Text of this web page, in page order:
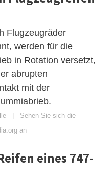
Flugzeugräder
werden für die
in Rotation versetzt,
abrupten
mit der
| Sehen Sie sich die
an
eines 747-